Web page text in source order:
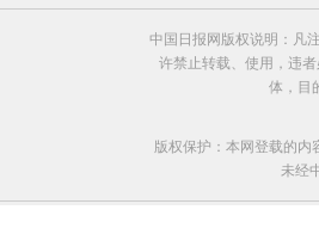
中国日报网版权说明：凡
许禁止转载、使用，违
体，目
版权保护：本网登载的
未经